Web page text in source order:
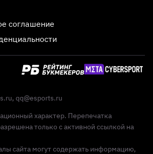
соглашение
qq@esports.ru
характер. Перепечатка
только с активной ссылкой на
сайта могут содержать информацию,